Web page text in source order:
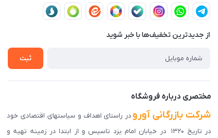
لیست محصولات
درباره ما
قوانین و مقررات
حریم خصوصی
راهنمای ثبت سفارش
سوالات متداول
از جدید‌ترین تخفیف‌ها با‌ خبر شوید
ثبت
مختصری درباره فروشگاه
شرکت بازرگانی آورو در راستای اهداف و سیاستهای اقتصادی خود
در تاریخ ۱۳۲۰ در خیابان امام یزد تاسیس و از ابتدا در زمینه تهیه و